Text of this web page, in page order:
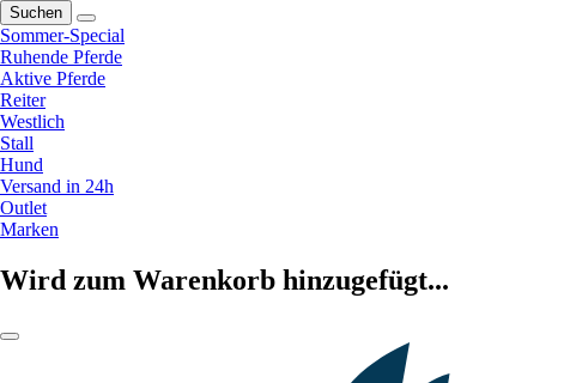
Suchen
Sommer-Special
Ruhende Pferde
Aktive Pferde
Reiter
Westlich
Stall
Hund
Versand in 24h
Outlet
Marken
Wird zum Warenkorb hinzugefügt...